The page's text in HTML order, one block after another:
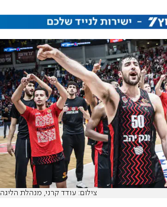
צילום: עודד קרני, מנהלת הליגה